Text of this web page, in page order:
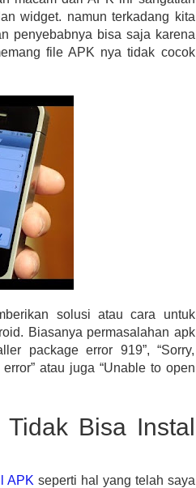
widget. namun terkadang kita
penyebabnya bisa saja karena
file APK nya tidak cocok
solusi atau cara untuk
Biasanya permasalahan apk
package error 919”, “Sorry,
atau juga “Unable to open
Bisa Instal
APK seperti hal yang telah saya